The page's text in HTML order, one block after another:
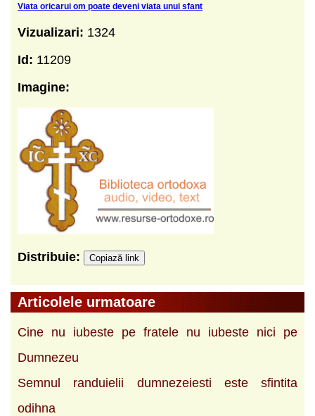
Viata oricarui om poate deveni viata unui sfant
Vizualizari: 1324
Id: 11209
Imagine:
Distribuie: Copiază link
Articolele urmatoare
Cine nu iubeste pe fratele nu iubeste nici pe
Dumnezeu
Semnul randuielii dumnezeiesti este sfintita
odihna